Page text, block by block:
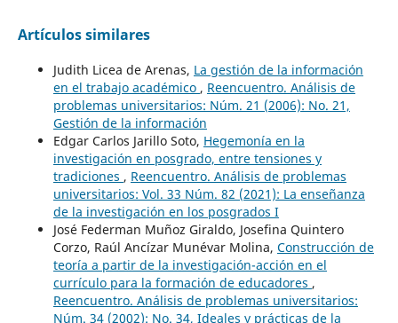
Artículos similares
Judith Licea de Arenas, La gestión de la información
en el trabajo académico , Reencuentro. Análisis de
problemas universitarios: Núm. 21 (2006): No. 21,
Gestión de la información
Edgar Carlos Jarillo Soto, Hegemonía en la
investigación en posgrado, entre tensiones y
tradiciones , Reencuentro. Análisis de problemas
universitarios: Vol. 33 Núm. 82 (2021): La enseñanza
de la investigación en los posgrados I
José Federman Muñoz Giraldo, Josefina Quintero
Corzo, Raúl Ancízar Munévar Molina, Construcción de
teoría a partir de la investigación-acción en el
currículo para la formación de educadores ,
Reencuentro. Análisis de problemas universitarios:
Núm. 34 (2002): No. 34, Ideales y prácticas de la